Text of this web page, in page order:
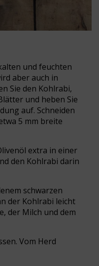
und feuchten
aber auch in
Sie den Kohlrabi,
und heben Sie
auf. Schneiden
5 mm breite
extra in einer
den Kohlrabi darin
schwarzen
der Kohlrabi leicht
der Milch und dem
Vom Herd